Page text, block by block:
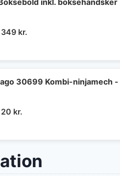
349 kr.
30699 Kombi-ninjamech
20 kr.